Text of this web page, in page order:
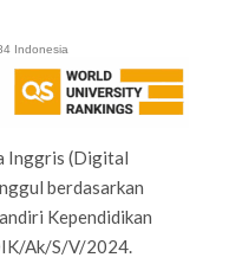
Indonesia
Inggris (Digital
berdasarkan
Kependidikan
Ak/S/V/2024.